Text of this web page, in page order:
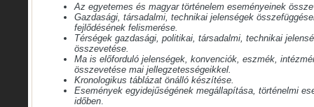
Az egyetemes és magyar történelem eseményeinek
Gazdasági, társadalmi, technikai jelenségek
fejlődésének felismerése.
Térségek gazdasági, politikai, társadalmi, technikai
összevetése.
Ma is előforduló jelenségek, konvenciók, eszmék,
összevetése mai jellegzetességeikkel.
Kronologikus táblázat önálló készítése.
Események egyidejűségének megállapítása, történelmi
időben